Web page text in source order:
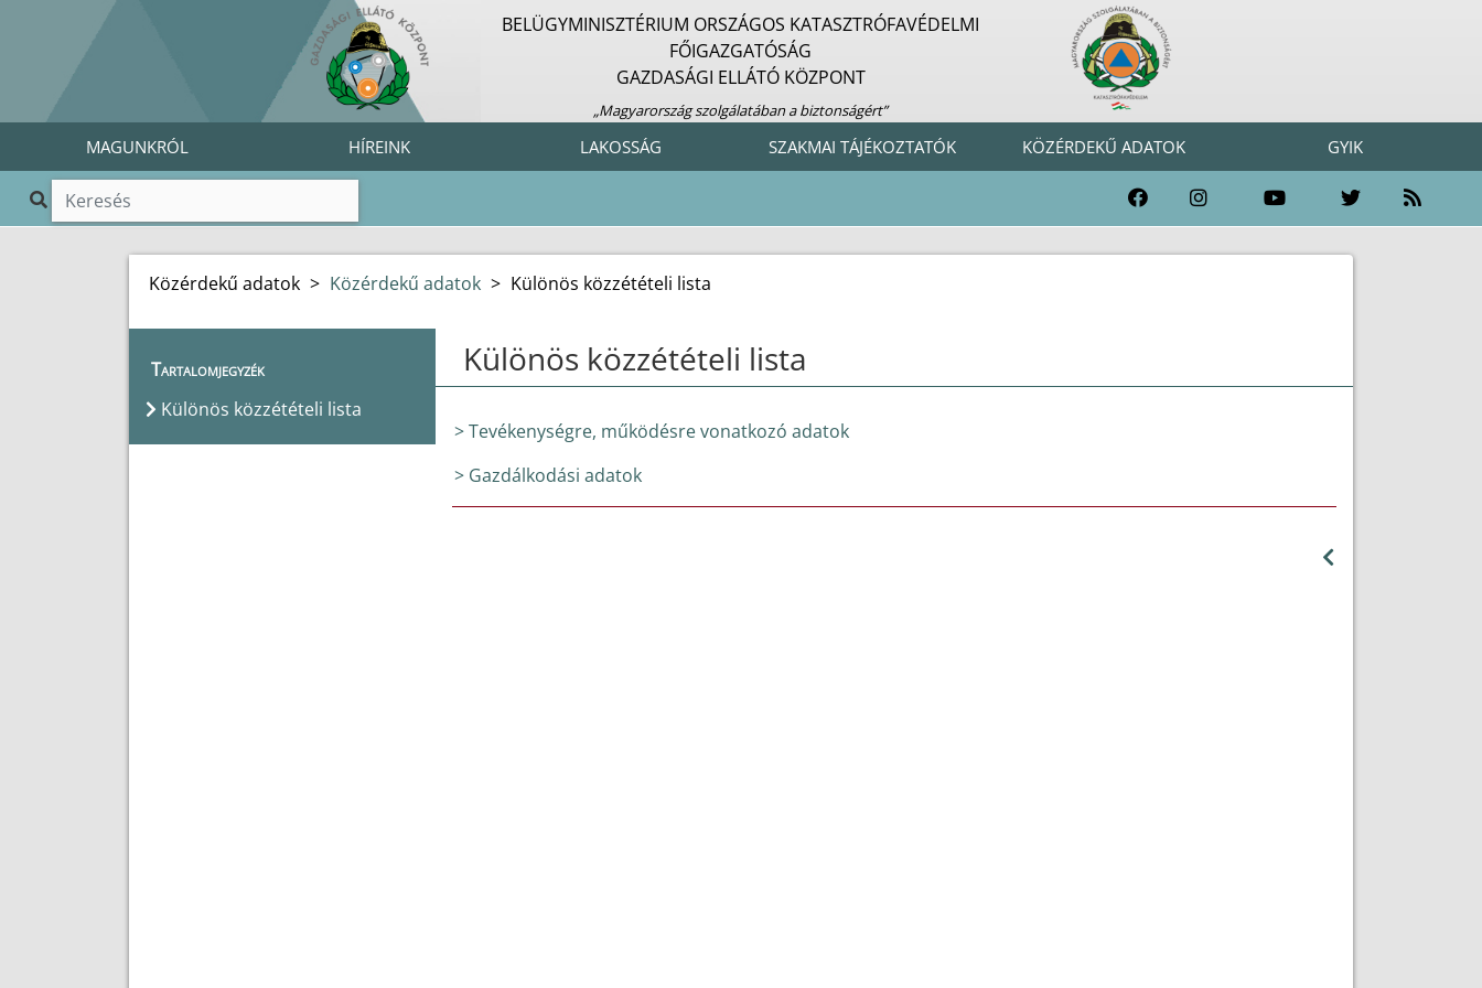
BELÜGYMINISZTÉRIUM ORSZÁGOS KATASZTRÓFAVÉDELMI
FŐIGAZGATÓSÁG
GAZDASÁGI ELLÁTÓ KÖZPONT
„Magyarország szolgálatában a biztonságért”
MAGUNKRÓL HÍREINK LAKOSSÁG SZAKMAI TÁJÉKOZTATÓK KÖZÉRDEKŰ ADATOK GYIK
Közérdekű adatok > Közérdekű adatok > Különös közzétételi lista
Tartalomjegyzék
Különös közzétételi lista
Különös közzétételi lista
> Tevékenységre, működésre vonatkozó adatok
> Gazdálkodási adatok